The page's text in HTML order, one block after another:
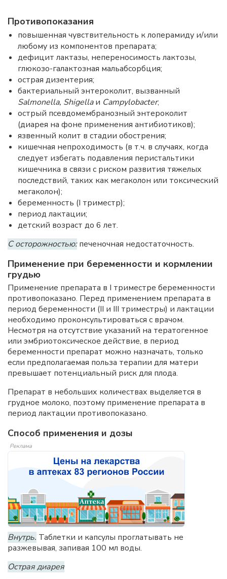
Противопоказания
повышенная чувствительность к лоперамиду и/или
любому из компонентов препарата;
дефицит лактазы, непереносимость лактозы,
глюкозо-галактозная мальабсорбция;
острая дизентерия;
бактериальный энтероколит, вызванный
Salmonella, Shigellaи Campylobacter;
острый псевдомембранозный энтероколит
(диарея на фоне применения антибиотиков);
язвенный колит в стадии обострения;
кишечная непроходимость (в т.ч. в случаях, когда
следует избегать подавления перистальтики
кишечника в связи с риском развития тяжелых
последствий, таких как мегаколон или токсический
мегаколон);
беременность (I триместр);
период лактации;
детский возраст до 6 лет.
С осторожностью:печеночная недостаточность.
Применение при беременности и кормлении
грудью
Применение препарата в I триместре беременности
противопоказано. Перед применением препарата в
период беременности (II и III триместры) и лактации
необходимо проконсультироваться с врачом.
Несмотря на отсутствие указаний на тератогенное
или эмбриотоксическое действие, в период
беременности препарат можно назначать, только
если предполагаемая польза терапии для матери
превышает потенциальный риск для плода.
Препарат в небольших количествах выделяется в
грудное молоко, поэтому применение препарата в
период лактации противопоказано.
Способ применения и дозы
Реклама
Внутрь. Таблетки и капсулы проглатывать не
разжевывая, запивая 100 мл воды.
Острая диарея